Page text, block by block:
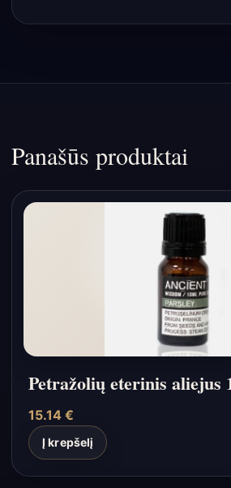
Panašūs produktai
Petražolių eterinis aliejus
15.14 €
Į krepšelį